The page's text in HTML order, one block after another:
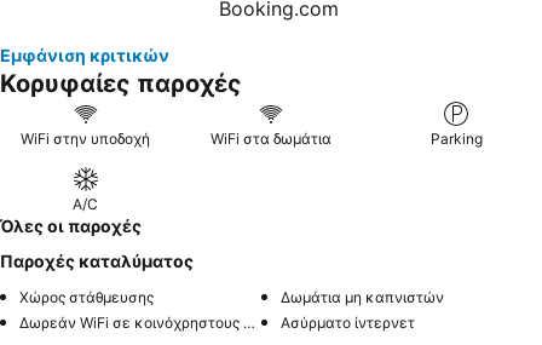
Εμφάνιση κριτικών
Κορυφαίες παροχές
WiFi στην υποδοχή WiFi στα δωμάτια Parking
A/C
Όλες οι παροχές
Παροχές καταλύματος
Χώρος στάθμευσης
Δωμάτια μη καπνιστών
Δωρεάν WiFi σε κοινόχρηστους χώρους
Ασύρματο ίντερνετ